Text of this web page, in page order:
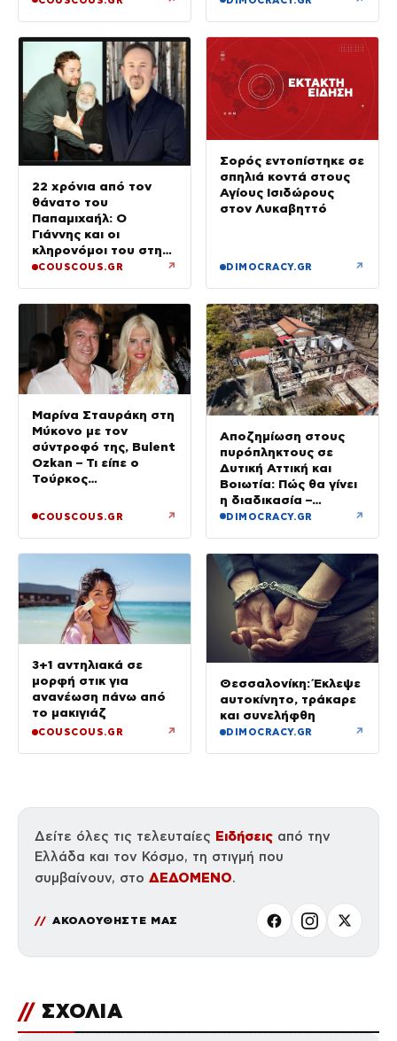
22 χρόνια από τον
θάνατο του
Παπαμιχαήλ: Ο
Γιάννης και οι
κληρονόμοι του στη
διαθήκη
COUSCOUS.GR ↗
Σορός εντοπίστηκε σε
σπηλιά κοντά στους
Αγίους Ισιδώρους
στον Λυκαβηττό
DIMOCRACY.GR ↗
Μαρίνα Σταυράκη στη
Μύκονο με τον
σύντροφό της, Bulent
Ozkan – Τι είπε ο
Τούρκος
κάμερα
COUSCOUS.GR ↗
Αποζημίωση στους
πυρόπληκτους σε
Δυτική Αττική και
Βοιωτία: Πώς θα γίνει
η διαδικασία –
Ξεκινούν τη Δευτέρα
DIMOCRACY.GR ↗
3+1 αντηλιακά σε
μορφή στικ για
ανανέωση πάνω από
το μακιγιάζ
COUSCOUS.GR ↗
Θεσσαλονίκη: Έκλεψε
αυτοκίνητο, τράκαρε
και συνελήφθη
DIMOCRACY.GR ↗
Δείτε όλες τις τελευταίες Ειδήσεις από την
Ελλάδα και τον Κόσμο, τη στιγμή που
συμβαίνουν, στο ΔΕΔΟΜΕΝΟ.
ΑΚΟΛΟΥΘΗΣΤΕ ΜΑΣ
// ΣΧΟΛΙΑ